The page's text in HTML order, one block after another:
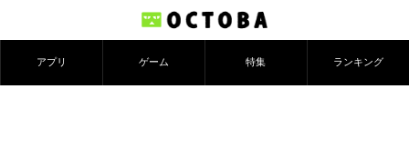
アプリ ゲーム 特集 ランキング